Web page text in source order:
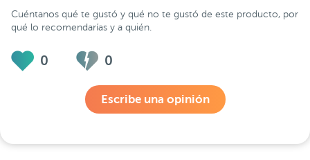
Cuéntanos qué te gustó y qué no te gustó de este producto, por
qué lo recomendarías y a quién.
0 0
Escribe una opinión